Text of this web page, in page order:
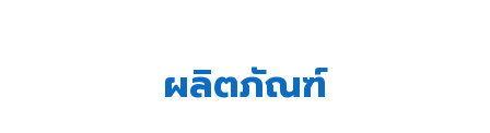
ผลิตภัณฑ์